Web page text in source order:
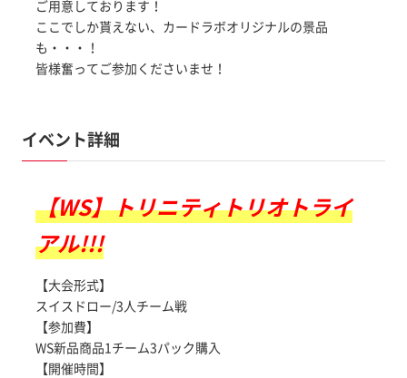
ご用意しております！
ここでしか貰えない、カードラボオリジナルの景品
も・・・！
皆様奮ってご参加くださいませ！
イベント詳細
【WS】トリニティトリオトライ
アル!!!
【大会形式】
スイスドロー/3人チーム戦
【参加費】
WS新品商品1チーム3パック購入
【開催時間】